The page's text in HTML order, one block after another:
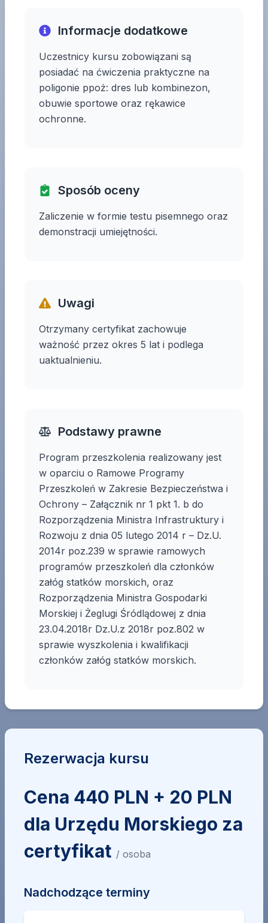
Informacje dodatkowe
Uczestnicy kursu zobowiązani są
posiadać na ćwiczenia praktyczne na
poligonie ppoż: dres lub kombinezon,
obuwie sportowe oraz rękawice
ochronne.
Sposób oceny
Zaliczenie w formie testu pisemnego oraz
demonstracji umiejętności.
Uwagi
Otrzymany certyfikat zachowuje
ważność przez okres 5 lat i podlega
uaktualnieniu.
Podstawy prawne
Program przeszkolenia realizowany jest
w oparciu o Ramowe Programy
Przeszkoleń w Zakresie Bezpieczeństwa i
Ochrony – Załącznik nr 1 pkt 1. b do
Rozporządzenia Ministra Infrastruktury i
Rozwoju z dnia 05 lutego 2014 r – Dz.U.
2014r poz.239 w sprawie ramowych
programów przeszkoleń dla członków
załóg statków morskich, oraz
Rozporządzenia Ministra Gospodarki
Morskiej i Żeglugi Śródlądowej z dnia
23.04.2018r Dz.U.z 2018r poz.802 w
sprawie wyszkolenia i kwalifikacji
członków załóg statków morskich.
Rezerwacja kursu
Cena 440 PLN + 20 PLN
dla Urzędu Morskiego za
certyfikat / osoba
Nadchodzące terminy